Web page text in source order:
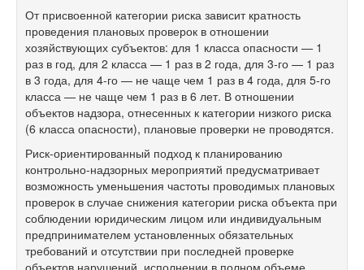
От присвоенной категории риска зависит кратность
проведения плановых проверок в отношении
хозяйствующих субъектов: для 1 класса опасности — 1
раз в год, для 2 класса — 1 раз в 2 года, для 3-го — 1 раз
в 3 года, для 4-го — не чаще чем 1 раз в 4 года, для 5-го
класса — не чаще чем 1 раз в 6 лет. В отношении
объектов надзора, отнесенных к категории низкого риска
(6 класса опасности), плановые проверки не проводятся.
Риск-ориентированный подход к планированию
контрольно-надзорных мероприятий предусматривает
возможность уменьшения частоты проводимых плановых
проверок в случае снижения категории риска объекта при
соблюдении юридическим лицом или индивидуальным
предпринимателем установленных обязательных
требований и отсутствии при последней проверке